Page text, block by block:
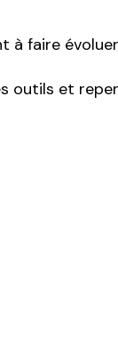
à faire
outils et